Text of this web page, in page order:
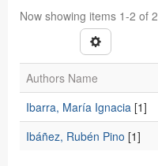
Now showing items 1-2 of 2
Authors Name
Ibarra, María Ignacia[1]
Ibáñez, Rubén Pino [1]